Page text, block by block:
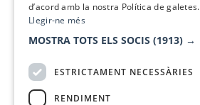
d’acord amb la nostra Política de galetes.
Llegir-ne més
MOSTRA TOTS ELS SOCIS (1913) →
ESTRICTAMENT NECESSÀRIES
RENDIMENT